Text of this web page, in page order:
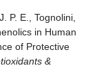
P. E., Tognolini,
in Human
of Protective
&